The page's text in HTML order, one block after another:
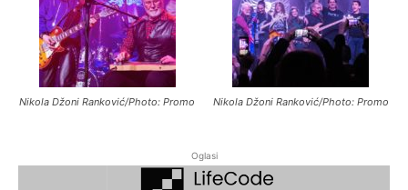
Nikola Džoni Ranković/Photo: Promo Nikola Džoni Ranković/Photo: Promo
Oglasi